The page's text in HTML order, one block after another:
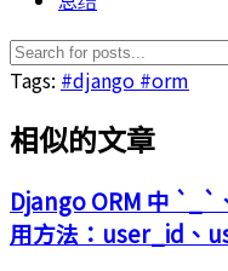
Tags: #django #orm
相似的文章
Django ORM 中
用方法：user_id、